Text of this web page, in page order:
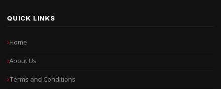
QUICK LINKS
Home
About Us
Terms and Conditions